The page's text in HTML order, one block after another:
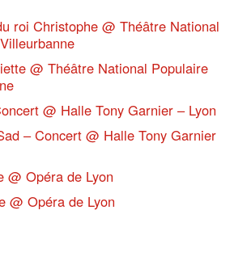
roi Christophe @ Théâtre National
@ Théâtre National Populaire
@ Halle Tony Garnier – Lyon
– Concert @ Halle Tony Garnier
@ Opéra de Lyon
@ Opéra de Lyon